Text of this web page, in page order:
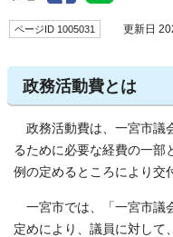
ページID 1005031 更新日
政務活動費とは
政務活動費は、一宮市議
るために必要な経費の一部
例の定めるところにより交
一宮市では、「一宮市議
定めにより、議員に対して